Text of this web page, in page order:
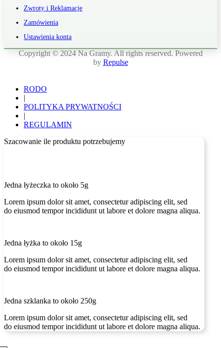
Zwroty i Reklamacje
Zamówienia
Ustawienia konta
Copyright © 2024 Na Gramy. All rights reserved. Powered
by Repulse
RODO
|
POLITYKA PRYWATNOŚCI
|
REGULAMIN
Szacowanie ile produktu potrzebujemy
Jedna łyżeczka to około 5g
Lorem ipsum dolor sit amet, consectetur adipiscing elit, sed
do eiusmod tempor incididunt ut labore et dolore magna aliqua.
Jedna łyżka to około 15g
Lorem ipsum dolor sit amet, consectetur adipiscing elit, sed
do eiusmod tempor incididunt ut labore et dolore magna aliqua.
Jedna szklanka to około 250g
Lorem ipsum dolor sit amet, consectetur adipiscing elit, sed
do eiusmod tempor incididunt ut labore et dolore magna aliqua.